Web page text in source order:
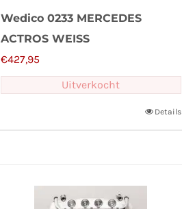
Wedico 0233 MERCEDES
ACTROS WEISS
€427,95
Uitverkocht
Details